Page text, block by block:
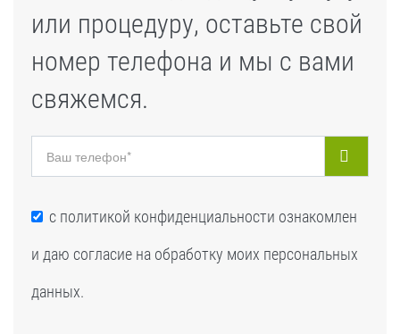
или процедуру, оставьте свой
номер телефона и мы с вами
свяжемся.
с политикой конфиденциальности ознакомлен
и даю согласие на обработку моих персональных
данных.